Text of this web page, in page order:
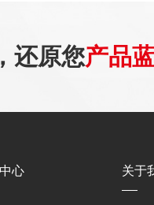
还原您产品
心 关于